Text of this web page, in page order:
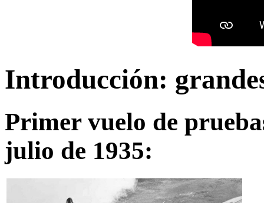
Introducción:
Primer vuelo de
julio de 1935: